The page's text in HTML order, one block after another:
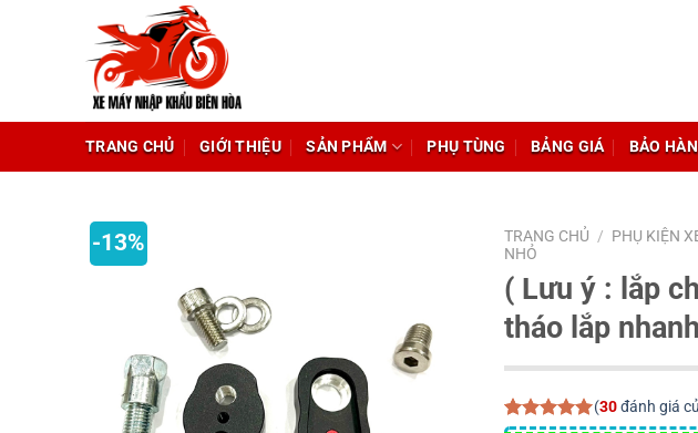
TRANG CHỦ GIỚI THIỆU SẢN PHẨM PHỤ TÙNG BẢNG GIÁ BẢO
-13% TRANG CHỦ / PHỤ KIỆN
NHỎ
( Lưu ý : lắp
tháo lắp
(30đánh giá